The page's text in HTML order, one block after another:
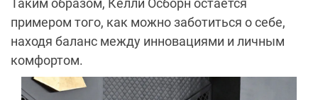
Таким образом, Келли Осборн остаётся
примером того, как можно заботиться о себе,
находя баланс между инновациями и личным
комфортом.